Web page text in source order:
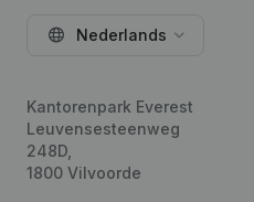
Nederlands
Kantorenpark Everest
Leuvensesteenweg
248D,
1800 Vilvoorde